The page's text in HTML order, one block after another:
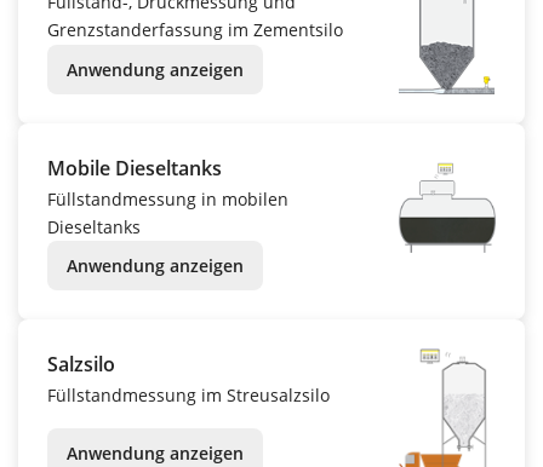
Grenzstanderfassung im Zementsilo
Anwendung anzeigen
Mobile Dieseltanks
Füllstandmessung in mobilen
Dieseltanks
Anwendung anzeigen
Salzsilo
Füllstandmessung im Streusalzsilo
Anwendung anzeigen